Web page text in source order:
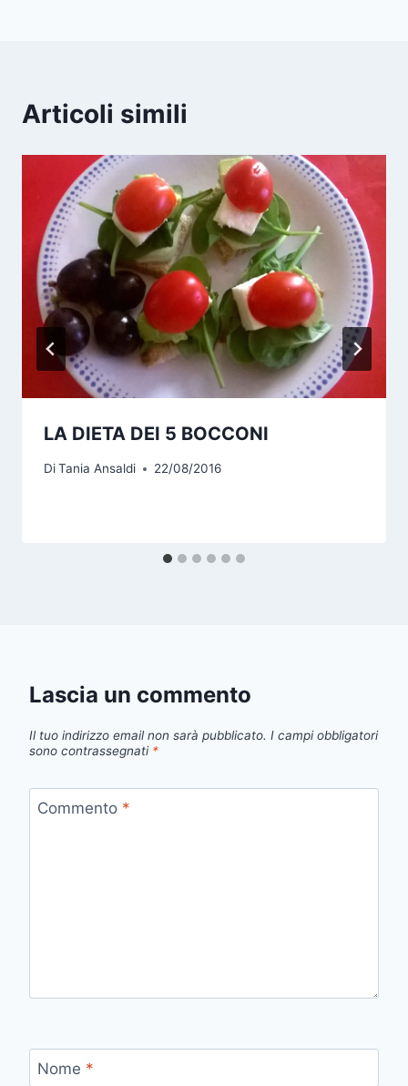
Articoli simili
LA DIETA DEI 5 BOCCONI
DiTania Ansaldi 22/08/2016
Lascia un commento
Il tuo indirizzo email non sarà pubblicato. I campi obbligatori
sono contrassegnati *
Commento *
Nome *